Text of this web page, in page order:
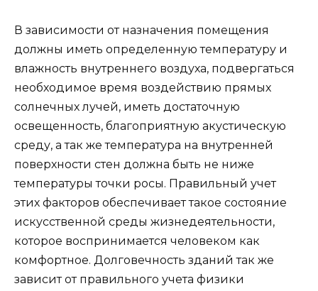
В зависимости от назначения помещения
должны иметь определенную температуру и
влажность внутреннего воздуха, подвергаться
необходимое время воздействию прямых
солнечных лучей, иметь достаточную
освещенность, благоприятную акустическую
среду, а так же температура на внутренней
поверхности стен должна быть не ниже
температуры точки росы. Правильный учет
этих факторов обеспечивает такое состояние
искусственной среды жизнедеятельности,
которое воспринимается человеком как
комфортное. Долговечность зданий так же
зависит от правильного учета физики